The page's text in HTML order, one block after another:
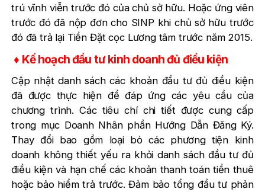
trú vĩnh viễn trước đó của chủ sở hữu. Hoặc ứng viên
trước đó đã nộp đơn cho SINP khi chủ sở hữu trước
đó đã trả lại Tiền Đặt cọc Lương tâm trước năm 2015.
♦ Kế hoạch đầu tư kinh doanh đủ điều kiện
Cập nhật danh sách các khoản đầu tư đủ điều kiện
đã được thực hiện để đáp ứng các yêu cầu của
chương trình. Các tiêu chí chi tiết được cung cấp
trong mục Doanh Nhân phần Hướng Dẫn Đăng Ký.
Thay đổi bao gồm loại bỏ các phương tiện kinh
doanh không thiết yếu ra khỏi danh sách đầu tư đủ
điều kiện và hạn chế các khoản thanh toán tiền thuê
hoặc bảo hiểm trả trước. Đảm bảo tổng đầu tư phản